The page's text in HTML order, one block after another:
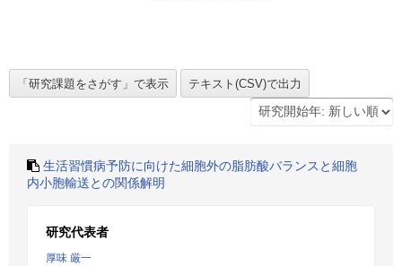
生活習慣病予防に向けた細胞外の脂肪酸バランスと細胞
内小胞輸送との関係解明
研究代表者
厚味 厳一